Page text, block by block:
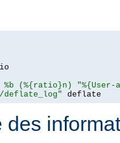
%b (%{ratio}n)
deflate_log" deflate
des